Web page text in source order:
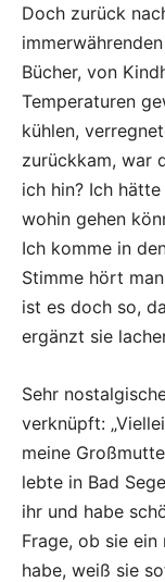
Doch zurück
Bücher, von
Temperaturen
kühlen,
zurückkam, war
ich hin? Ich
wohin gehen
Ich komme in
Stimme hört
ist es doch so,
ergänzt sie
Sehr
verknüpft:
meine
lebte in Bad
ihr und habe
Frage, ob sie
habe, weiß sie